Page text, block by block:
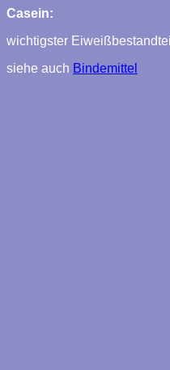
Casein:
wichtigster
siehe auch Bindemittel